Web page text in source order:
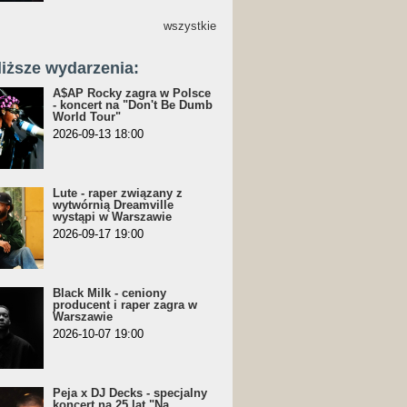
wszystkie
wydarzenia:
A$AP Rocky zagra w Polsce
- koncert na "Don't Be Dumb
World Tour"
2026-09-13 18:00
Lute - raper związany z
wytwórnią Dreamville
wystąpi w Warszawie
2026-09-17 19:00
Black Milk - ceniony
producent i raper zagra w
Warszawie
2026-10-07 19:00
Peja x DJ Decks - specjalny